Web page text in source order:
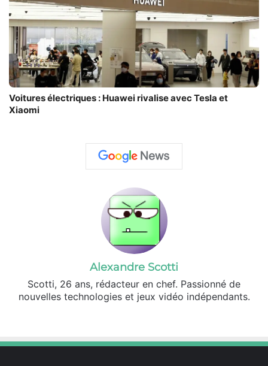
Voitures électriques : Huawei rivalise avec Tesla et
Xiaomi
Alexandre Scotti
Scotti, 26 ans, rédacteur en chef. Passionné de
nouvelles technologies et jeux vidéo indépendants.